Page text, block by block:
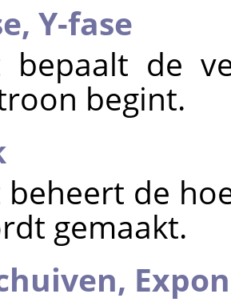
Y-fase
bepaalt de
begint.
beheert de
gemaakt.